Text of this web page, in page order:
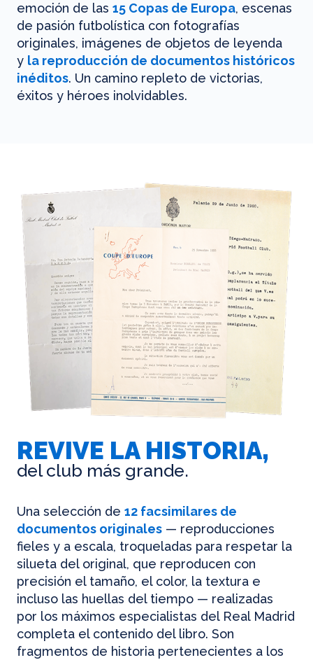
emoción de las 15 Copas de Europa, escenas
de pasión futbolística con fotografías
originales, imágenes de objetos de leyenda
y la reproducción de documentos históricos
inéditos. Un camino repleto de victorias,
éxitos y héroes inolvidables.
REVIVE LA HISTORIA,
del club más grande.
Una selección de 12 facsimilares de
documentos originales — reproducciones
fieles y a escala, troqueladas para respetar la
silueta del original, que reproducen con
precisión el tamaño, el color, la textura e
incluso las huellas del tiempo — realizadas
por los máximos especialistas del Real Madrid
completa el contenido del libro. Son
fragmentos de historia pertenecientes a los